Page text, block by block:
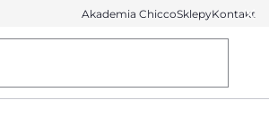
Akademia ChiccoSklepyKontakt